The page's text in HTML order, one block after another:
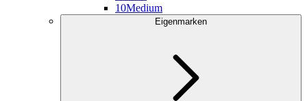
10Medium
Eigenmarken